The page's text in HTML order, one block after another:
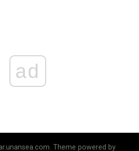
ad
Theme powered by